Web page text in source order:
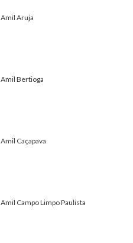
Amil Aruja
Amil Bertioga
Amil Caçapava
Amil Campo Limpo Paulista